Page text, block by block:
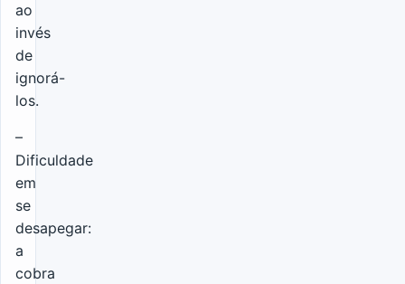
ao
invés
de
ignorá-
los.
–
Dificuldade
em
se
desapegar:
a
cobra